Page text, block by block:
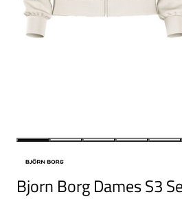
Bjorn Borg Dames S3